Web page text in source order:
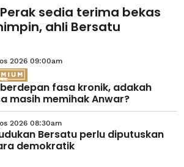
sedia terima bekas
ahli Bersatu
2026 09:00am
berdepan fasa kronik, adakah
masih memihak Anwar?
2026 08:30am
Bersatu perlu diputuskan
demokratik